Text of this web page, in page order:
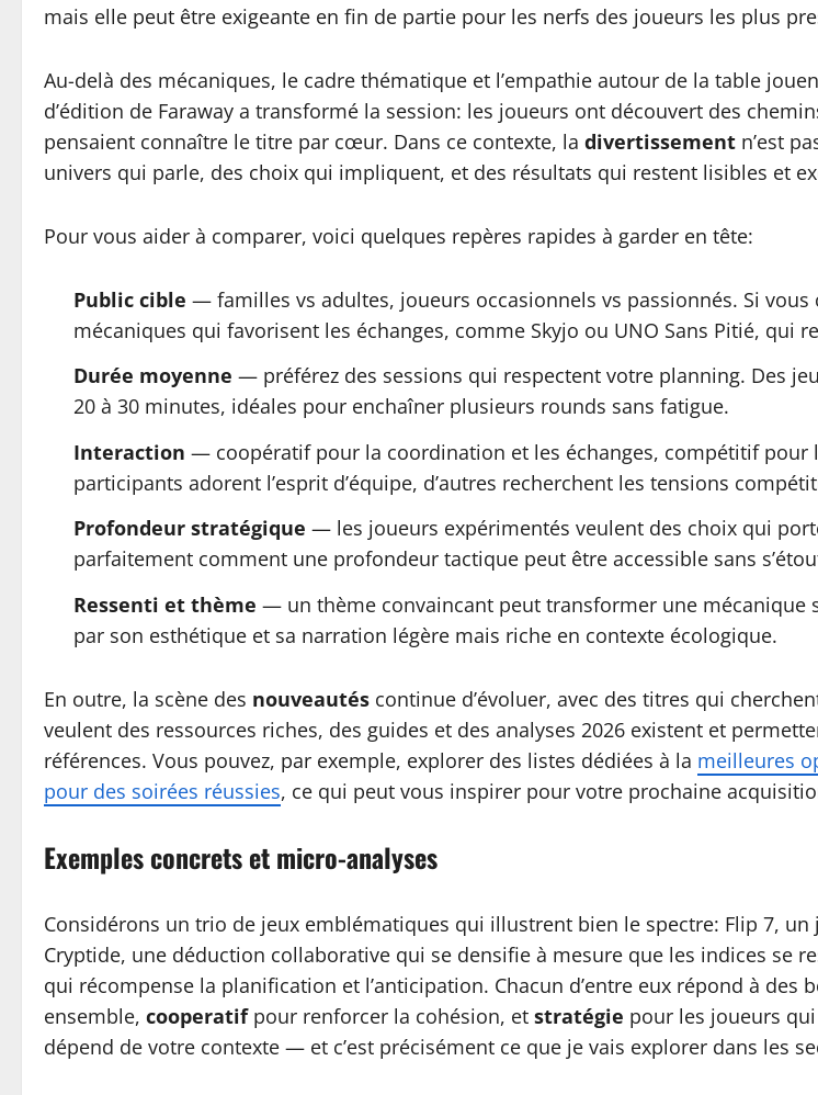
mais elle peut être exigeante en fin de partie pour les nerfs des joueurs les plus
Au-delà des mécaniques, le cadre thématique et l’empathie autour de la table
d’édition de Faraway a transformé la session: les joueurs ont découvert des
pensaient connaître le titre par cœur. Dans ce contexte, la divertissement n’est
univers qui parle, des choix qui impliquent, et des résultats qui restent lisibles et
Pour vous aider à comparer, voici quelques repères rapides à garder en tête:
Public cible — familles vs adultes, joueurs occasionnels vs passionnés. Si vous
mécaniques qui favorisent les échanges, comme Skyjo ou UNO Sans Pitié, qui
Durée moyenne — préférez des sessions qui respectent votre planning. Des
20 à 30 minutes, idéales pour enchaîner plusieurs rounds sans fatigue.
Interaction — coopératif pour la coordination et les échanges, compétitif pour
participants adorent l’esprit d’équipe, d’autres recherchent les tensions
Profondeur stratégique — les joueurs expérimentés veulent des choix qui
parfaitement comment une profondeur tactique peut être accessible sans
Ressenti et thème — un thème convaincant peut transformer une mécanique
par son esthétique et sa narration légère mais riche en contexte écologique.
En outre, la scène des nouveautés continue d’évoluer, avec des titres qui
veulent des ressources riches, des guides et des analyses 2026 existent et
références. Vous pouvez, par exemple, explorer des listes dédiées à la meilleures
pour des soirées réussies, ce qui peut vous inspirer pour votre prochaine
Exemples concrets et micro-analyses
Considérons un trio de jeux emblématiques qui illustrent bien le spectre: Flip 7,
Cryptide, une déduction collaborative qui se densifie à mesure que les indices se
qui récompense la planification et l’anticipation. Chacun d’entre eux répond à des
ensemble, cooperatifpour renforcer la cohésion, et stratégie pour les joueurs
dépend de votre contexte — et c’est précisément ce que je vais explorer dans les